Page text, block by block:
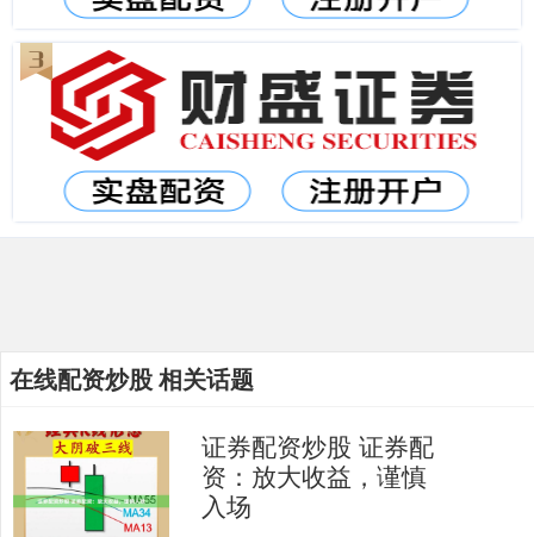
在线配资炒股 相关话题
证券配资炒股 证券配
资：放大收益，谨慎
入场